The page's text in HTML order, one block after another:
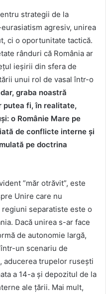
strategii de la
agresiv, unirea
ci o oportunitate tactică.
rânduri că România ar
ieșirii din sfera de
unui rol de vasal într-o
graba noastră
putea fi, în realitate,
o Românie Mare pe
de conflicte interne și
pe doctrina
”măr otrăvit”, este
Unire care nu
separatiste este o
Dacă unirea s-ar face
de autonomie largă,
un scenariu de
aducerea trupelor rusești
a 14-a și depozitul de la
ale țării. Mai mult,